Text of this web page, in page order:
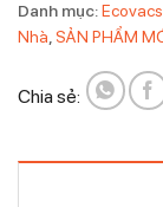
Danh mục:
Nhà SẢN PHẨM
Chia sẻ: